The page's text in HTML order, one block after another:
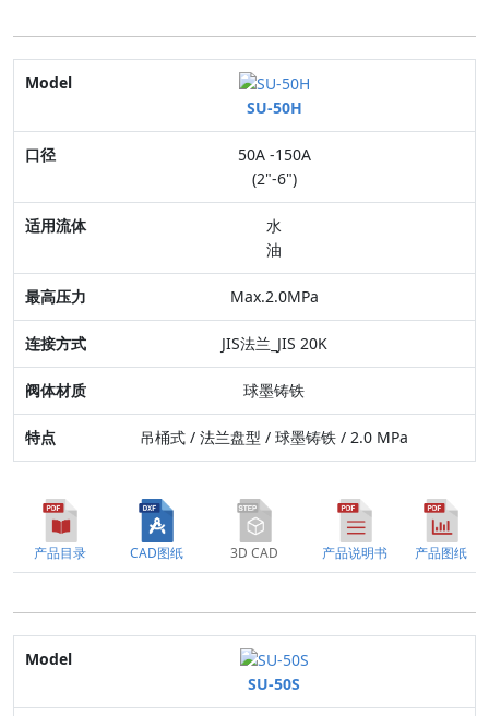
Model
口径
适用流体
最高压力
阀体材质
特点
SU-50H
50A -150A
(2"-6")
水
油
Max.2.0MPa
JIS法兰_JIS 20K
球墨铸铁
吊桶式 / 法兰盘型 / 球墨铸铁 / 2.0 MPa
产品目录 CAD图纸 3D CAD 产品说明书 产品图纸
Model
口径
SU-50S